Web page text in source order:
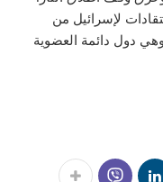
لإسرائيل من
دول دائمة العضوية